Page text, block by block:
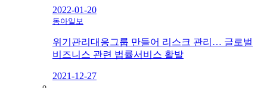
2022-01-20
동아일보
위기관리대응그룹 만들어 리스크 관리… 글로벌
비즈니스 관련 법률서비스 활발
2021-12-27